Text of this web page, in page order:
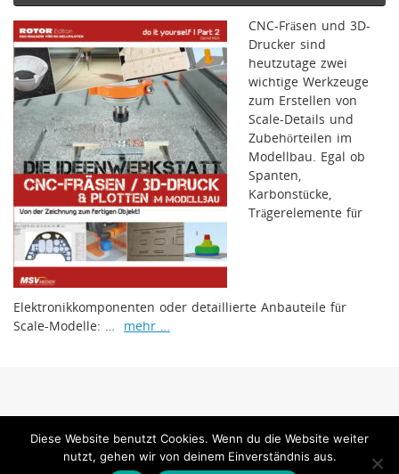
CNC-Fräsen und 3D-
Drucker sind
heutzutage zwei
wichtige Werkzeuge
zum Erstellen von
Scale-Details und
Zubehörteilen im
Modellbau. Egal ob
Spanten,
Karbonstücke,
Trägerelemente für
Elektronikkomponenten oder detaillierte Anbauteile für
Scale-Modelle: … mehr …
GmbH
MSV Medien
Diese Website benutzt Cookies. Wenn du die Website weiter
nutzt, gehen wir von deinem Einverständnis aus.